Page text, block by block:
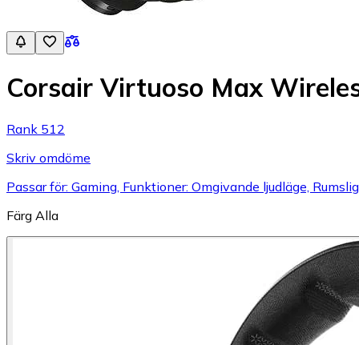
Corsair Virtuoso Max
Rank 512
Skriv omdöme
Passar för: Gaming, Funktioner: Omgivande ljudläge,
Färg Alla